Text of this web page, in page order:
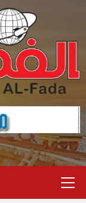
Menu